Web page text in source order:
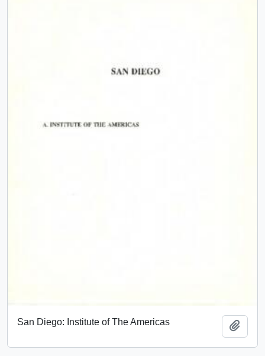
San Diego: Institute of The Americas